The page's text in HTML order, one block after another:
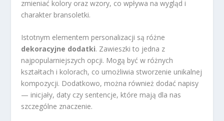
zmieniać kolory oraz wzory, co wpływa na wygląd i
charakter bransoletki.
Istotnym elementem personalizacji są różne
dekoracyjne dodatki. Zawieszki to jedna z
najpopularniejszych opcji. Mogą być w różnych
kształtach i kolorach, co umożliwia stworzenie unikalnej
kompozycji. Dodatkowo, można również dodać napisy
— inicjały, daty czy sentencje, które mają dla nas
szczególne znaczenie.